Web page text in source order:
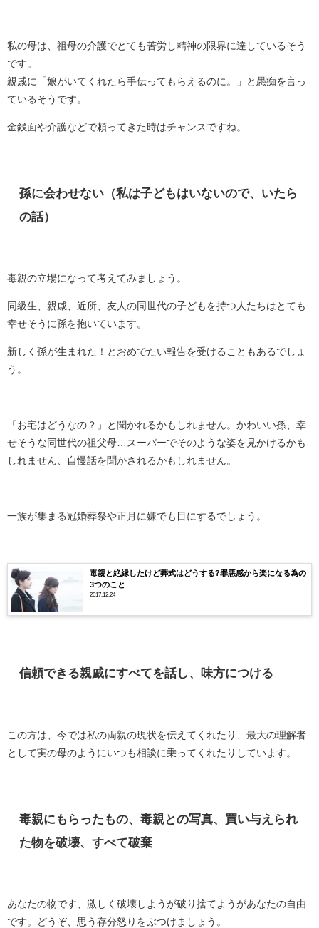
私の母は、祖母の介護でとても苦労し精神の限界に達しているそう
です。
親戚に「娘がいてくれたら手伝ってもらえるのに。」と愚痴を言っ
ているそうです。
金銭面や介護などで頼ってきた時はチャンスですね。
孫に会わせない（私は子どもはいないので、いたら
の話）
毒親の立場になって考えてみましょう。
同級生、親戚、近所、友人の同世代の子どもを持つ人たちはとても
幸せそうに孫を抱いています。
新しく孫が生まれた！とおめでたい報告を受けることもあるでしょ
う。
「お宅はどうなの？」と聞かれるかもしれません。かわいい孫、幸
せそうな同世代の祖父母…スーパーでそのような姿を見かけるかも
しれません、自慢話を聞かされるかもしれません。
一族が集まる冠婚葬祭や正月に嫌でも目にするでしょう。
毒親と絶縁したけど葬式はどうする?罪悪感から楽になる為の
3つのこと
2017.12.24
信頼できる親戚にすべてを話し、味方につける
この方は、今では私の両親の現状を伝えてくれたり、最大の理解者
として実の母のようにいつも相談に乗ってくれたりしています。
毒親にもらったもの、毒親との写真、買い与えられ
た物を破壊、すべて破棄
あなたの物です、激しく破壊しようが破り捨てようがあなたの自由
です。どうぞ、思う存分怒りをぶつけましょう。